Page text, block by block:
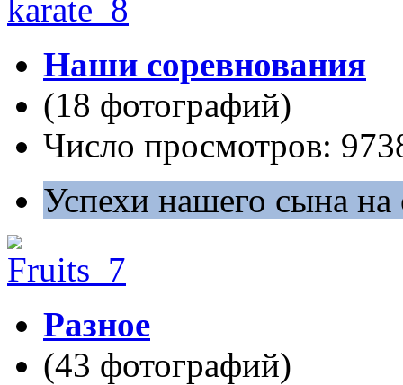
Наши соревнования
(18 фотографий)
Число просмотров:
Успехи нашего сына
Разное
(43 фотографий)